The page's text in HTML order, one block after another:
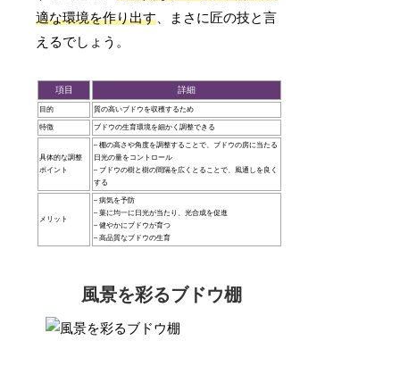
適な環境を作り出す 、まさに匠の技と言
えるでしょう。
項目 詳細
目的 質の高いブドウを収穫するため
特徴 ブドウの生育環境を細かく調整できる
具体的な調整
ポイント
– 棚の高さや角度を調整することで、ブドウの房に当たる
日光の量をコントロール
– ブドウの樹と樹の間隔を広くとることで、風通しを良く
する
メリット
– 病気を予防
– 葉に均一に日光が当たり、光合成を促進
– 健やかにブドウが育つ
– 高品質なブドウの生育
風景を彩るブドウ棚